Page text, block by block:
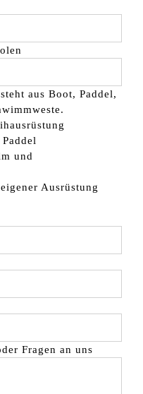
aus Boot, Paddel,
und
Ausrüstung
Fragen an uns